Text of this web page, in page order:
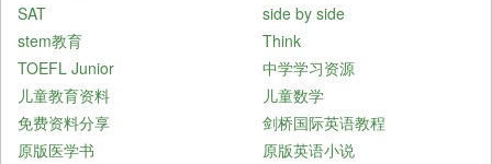
SAT
side by side
stem教育
Think
TOEFL Junior
中学学习资源
儿童教育资料
儿童数学
免费资料分享
剑桥国际英语教程
原版医学书
原版英语小说